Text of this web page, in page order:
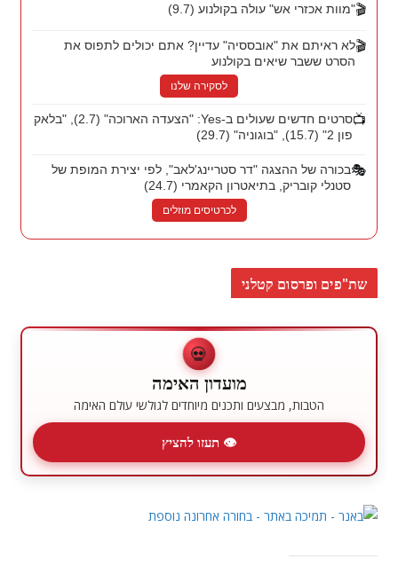
🎬"מוות אכזרי אש" עולה בקולנוע (9.7)
🎬לא ראיתם את "אובססיה" עדיין? אתם יכולים לתפוס את
הסרט ששבר שיאים בקולנוע
לסקירה שלנו
📺
סרטים חדשים שעולים ב-Yes: "הצעדה הארוכה" (2.7), "בלאק
פון 2" (15.7), "בוגוניה" (29.7)
🎭בכורה של ההצגה "דר סטריינג'לאב", לפי יצירת המופת של
סטנלי קובריק, בתיאטרון הקאמרי (24.7)
לכרטיסים מוזלים
שת"פים ופרסום קטלני
💀
מועדון האימה
הטבות, מבצעים ותכנים מיוחדים לגולשי עולם האימה
👁 תעזו להציץ